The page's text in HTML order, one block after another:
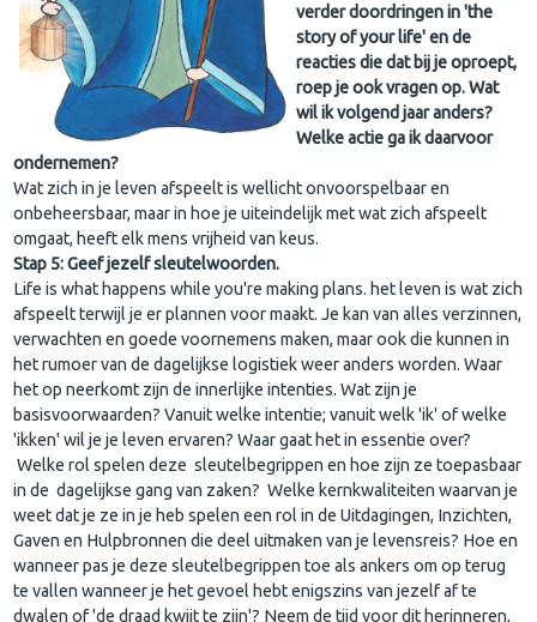
verder doordringen in 'the
story of your life' en de
reacties die dat bij je oproept,
roep je ook vragen op. Wat
wil ik volgend jaar anders?
Welke actie ga ik daarvoor
ondernemen?
Wat zich in je leven afspeelt is wellicht onvoorspelbaar en
onbeheersbaar, maar in hoe je uiteindelijk met wat zich afspeelt
omgaat, heeft elk mens vrijheid van keus.
Stap 5: Geef jezelf sleutelwoorden.
Life is what happens while you're making plans. het leven is wat zich
afspeelt terwijl je er plannen voor maakt. Je kan van alles verzinnen,
verwachten en goede voornemens maken, maar ook die kunnen in
het rumoer van de dagelijkse logistiek weer anders worden. Waar
het op neerkomt zijn de innerlijke intenties. Wat zijn je
basisvoorwaarden? Vanuit welke intentie; vanuit welk 'ik' of welke
'ikken' wil je je leven ervaren? Waar gaat het in essentie over?
Welke rol spelen deze sleutelbegrippen en hoe zijn ze toepasbaar
in de dagelijkse gang van zaken? Welke kernkwaliteiten waarvan je
weet dat je ze in je heb spelen een rol in de Uitdagingen, Inzichten,
Gaven en Hulpbronnen die deel uitmaken van je levensreis? Hoe en
wanneer pas je deze sleutelbegrippen toe als ankers om op terug
te vallen wanneer je het gevoel hebt enigszins van jezelf af te
dwalen of 'de draad kwijt te zijn'? Neem de tijd voor dit herinneren,